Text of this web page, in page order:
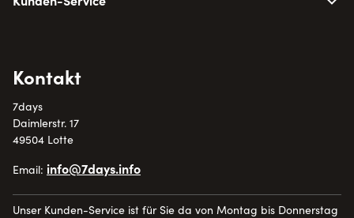
Kontakt
7days
Daimlerstr. 17
49504 Lotte
Email: info@7days.info
Unser Kunden-Service ist für Sie da von Montag bis Donnerstag